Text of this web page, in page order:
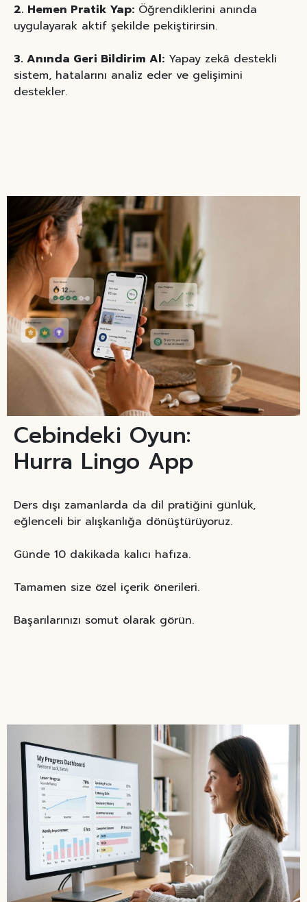
2. Hemen Pratik Yap: Öğrendiklerini anında
uygulayarak aktif şekilde pekiştirirsin.
3. Anında Geri Bildirim Al: Yapay zekâ destekli
sistem, hatalarını analiz eder ve gelişimini
destekler.
Cebindeki Oyun:
Hurra Lingo App
Ders dışı zamanlarda da dil pratiğini günlük,
eğlenceli bir alışkanlığa dönüştürüyoruz.
Günde 10 dakikada kalıcı hafıza.
Tamamen size özel içerik önerileri.
Başarılarınızı somut olarak görün.